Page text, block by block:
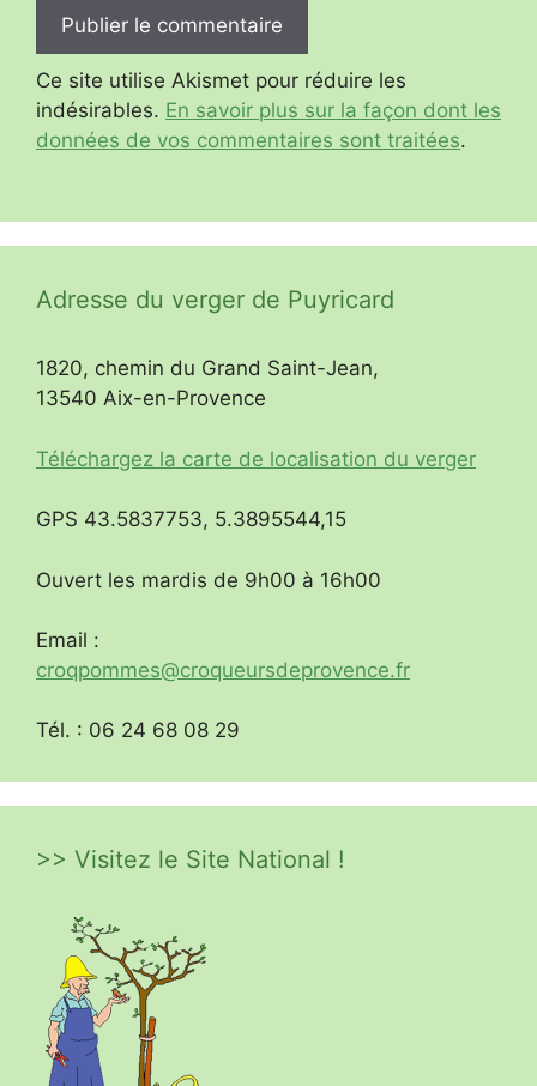
Ce site utilise Akismet pour réduire les
indésirables. En savoir plus sur la façon dont les
données de vos commentaires sont traitées.
Adresse du verger de Puyricard
1820, chemin du Grand Saint-Jean,
13540 Aix-en-Provence
Téléchargez la carte de localisation du verger
GPS 43.5837753, 5.3895544,15
Ouvert les mardis de 9h00 à 16h00
Email :
croqpommes@croqueursdeprovence.fr
Tél. : 06 24 68 08 29
>> Visitez le Site National !